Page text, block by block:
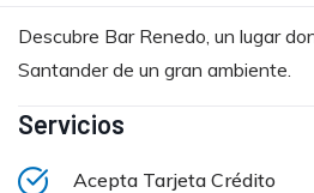
Descubre Bar Renedo, un lugar
Santander de un gran ambiente.
Servicios
Acepta Tarjeta Crédito